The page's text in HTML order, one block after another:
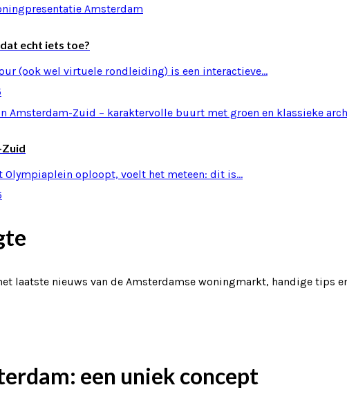
echt iets toe?
(ook wel virtuele rondleiding) is een interactieve…
Olympiaplein oploopt, voelt het meteen: dit is…
laatste nieuws van de Amsterdamse woningmarkt, handige tips
een uniek concept